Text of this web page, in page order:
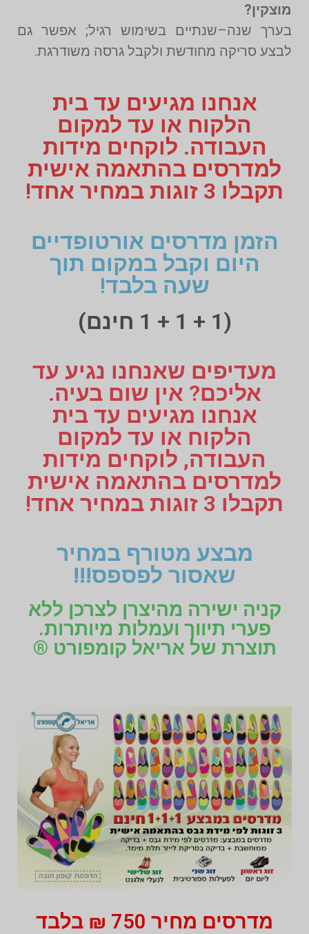
מוצקין?
בערך שנה–שנתיים בשימוש רגיל; אפשר גם
לבצע סריקה מחודשת ולקבל גרסה משודרגת.
אנחנו מגיעים עד בית
הלקוח או עד למקום
העבודה. לוקחים מידות
למדרסים בהתאמה אישית
תקבלו 3 זוגות במחיר אחד!
הזמן מדרסים אורטופדיים
היום וקבל במקום תוך
שעה בלבד!
(1 + 1 + 1 חינם)
מעדיפים שאנחנו נגיע עד
אליכם? אין שום בעיה.
אנחנו מגיעים עד בית
הלקוח או עד למקום
העבודה, לוקחים מידות
למדרסים בהתאמה אישית
תקבלו 3 זוגות במחיר אחד!
מבצע מטורף במחיר
שאסור לפספס!!!
קניה ישירה מהיצרן לצרכן ללא
פערי תיווך ועמלות מיותרות.
תוצרת של אריאל קומפורט ®
מדרסים מחיר 750 ₪ בלבד